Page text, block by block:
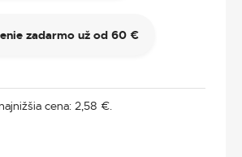
zadarmo už od 60 €
cena: 2,58 €.